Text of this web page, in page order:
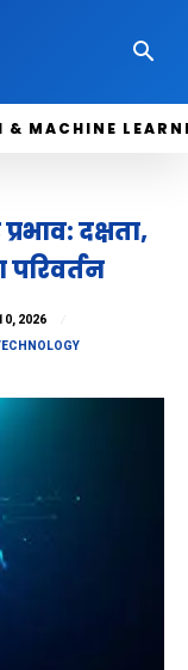
& MACHINE
दक्षता,
2026